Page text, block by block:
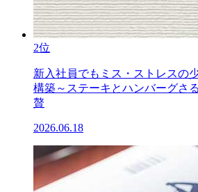
2位
新入社員でもミス・ストレスの
構築～ステーキとハンバーグさ
贅
2026.06.18